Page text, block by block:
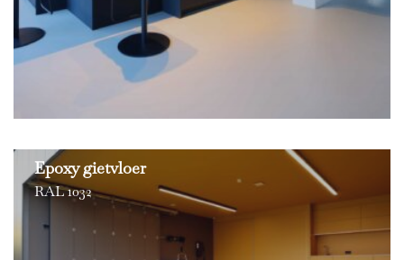
Epoxy gietvloer
RAL 1032